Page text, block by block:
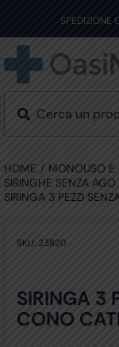
content
SPEDIZIONE
HOME MONOUSO E
SIRINGHE SENZA AGO
SIRINGA 3 PEZZI
SKU: 23820
SIRINGA 3
CONO